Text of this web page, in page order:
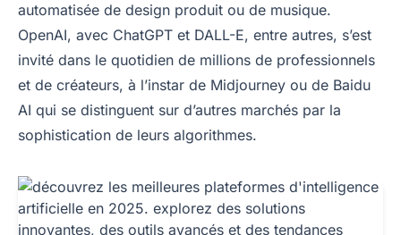
automatisée de design produit ou de musique.
OpenAI, avec ChatGPT et DALL-E, entre autres, s’est
invité dans le quotidien de millions de professionnels
et de créateurs, à l’instar de Midjourney ou de Baidu
AI qui se distinguent sur d’autres marchés par la
sophistication de leurs algorithmes.